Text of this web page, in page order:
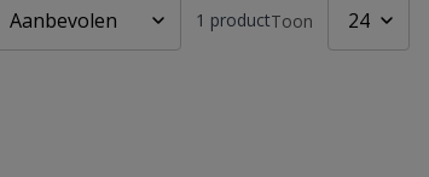
1 productToon